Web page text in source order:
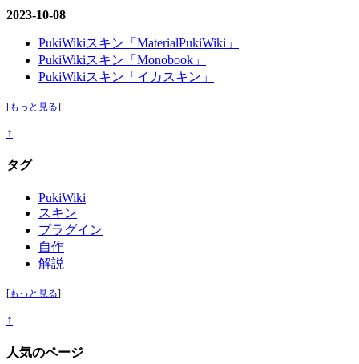
2023-10-08
PukiWikiスキン「MaterialPukiWiki」
PukiWikiスキン「Monobook」
PukiWikiスキン「イカスキン」
[もっと見る]
↑
タグ
PukiWiki
スキン
プラグイン
自作
解説
[もっと見る]
↑
人気のページ